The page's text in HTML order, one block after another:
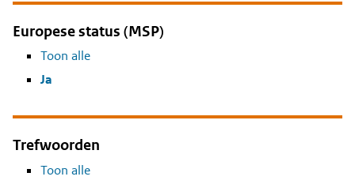
Europese status (MSP)
Toon alle
Ja
Trefwoorden
Toon alle